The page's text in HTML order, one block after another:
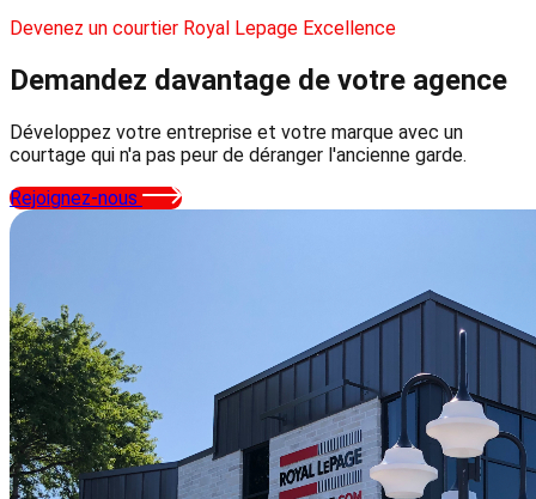
Devenez un courtier Royal Lepage Excellence
Demandez davantage de votre agence
Développez votre entreprise et votre marque avec un
courtage qui n'a pas peur de déranger l'ancienne garde.
Rejoignez-nous